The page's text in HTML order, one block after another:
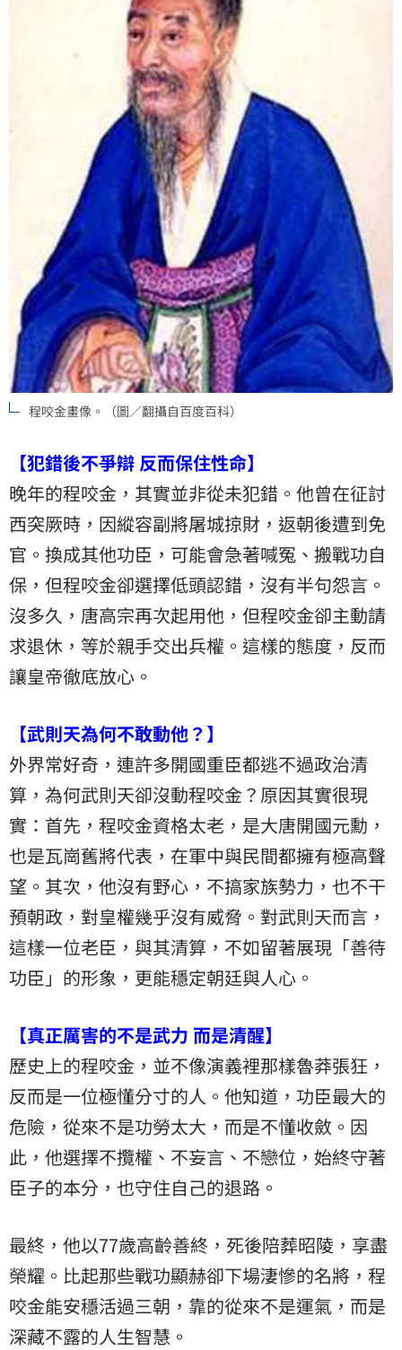
程咬金畫像。（圖／翻攝自百度百科）
【犯錯後不爭辯 反而保住性命】
晚年的程咬金，其實並非從未犯錯。他曾在征討
西突厥時，因縱容副將屠城掠財，返朝後遭到免
官。換成其他功臣，可能會急著喊冤、搬戰功自
保，但程咬金卻選擇低頭認錯，沒有半句怨言。
沒多久，唐高宗再次起用他，但程咬金卻主動請
求退休，等於親手交出兵權。這樣的態度，反而
讓皇帝徹底放心。
【武則天為何不敢動他？】
外界常好奇，連許多開國重臣都逃不過政治清
算，為何武則天卻沒動程咬金？原因其實很現
實：首先，程咬金資格太老，是大唐開國元勳，
也是瓦崗舊將代表，在軍中與民間都擁有極高聲
望。其次，他沒有野心，不搞家族勢力，也不干
預朝政，對皇權幾乎沒有威脅。對武則天而言，
這樣一位老臣，與其清算，不如留著展現「善待
功臣」的形象，更能穩定朝廷與人心。
【真正厲害的不是武力 而是清醒】
歷史上的程咬金，並不像演義裡那樣魯莽張狂，
反而是一位極懂分寸的人。他知道，功臣最大的
危險，從來不是功勞太大，而是不懂收斂。因
此，他選擇不攬權、不妄言、不戀位，始終守著
臣子的本分，也守住自己的退路。
最終，他以77歲高齡善終，死後陪葬昭陵，享盡
榮耀。比起那些戰功顯赫卻下場淒慘的名將，程
咬金能安穩活過三朝，靠的從來不是運氣，而是
深藏不露的人生智慧。